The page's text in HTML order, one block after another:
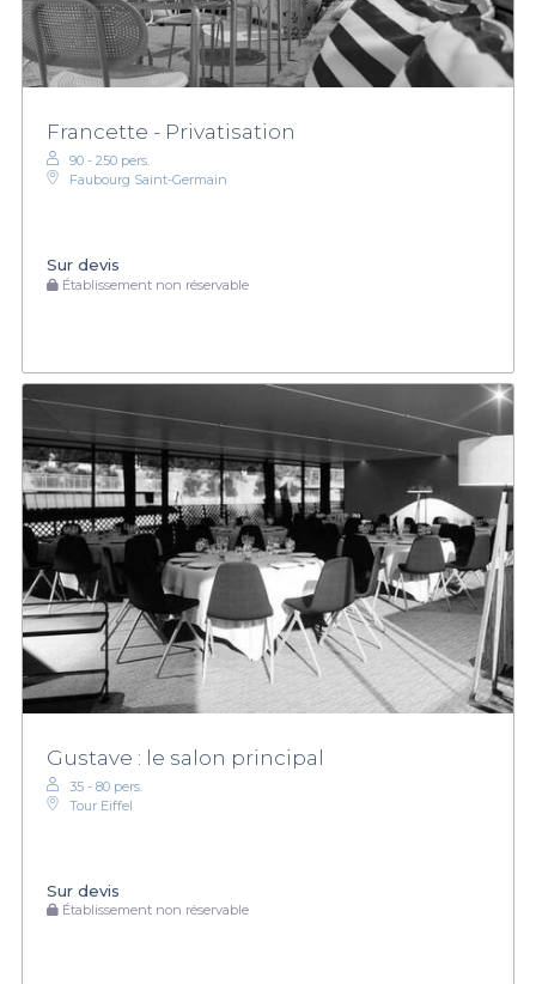
Francette - Privatisation
90 - 250 pers.
Faubourg Saint-Germain
Sur devis
Établissement non réservable
Gustave : le salon principal
35 - 80 pers.
Tour Eiffel
Sur devis
Établissement non réservable